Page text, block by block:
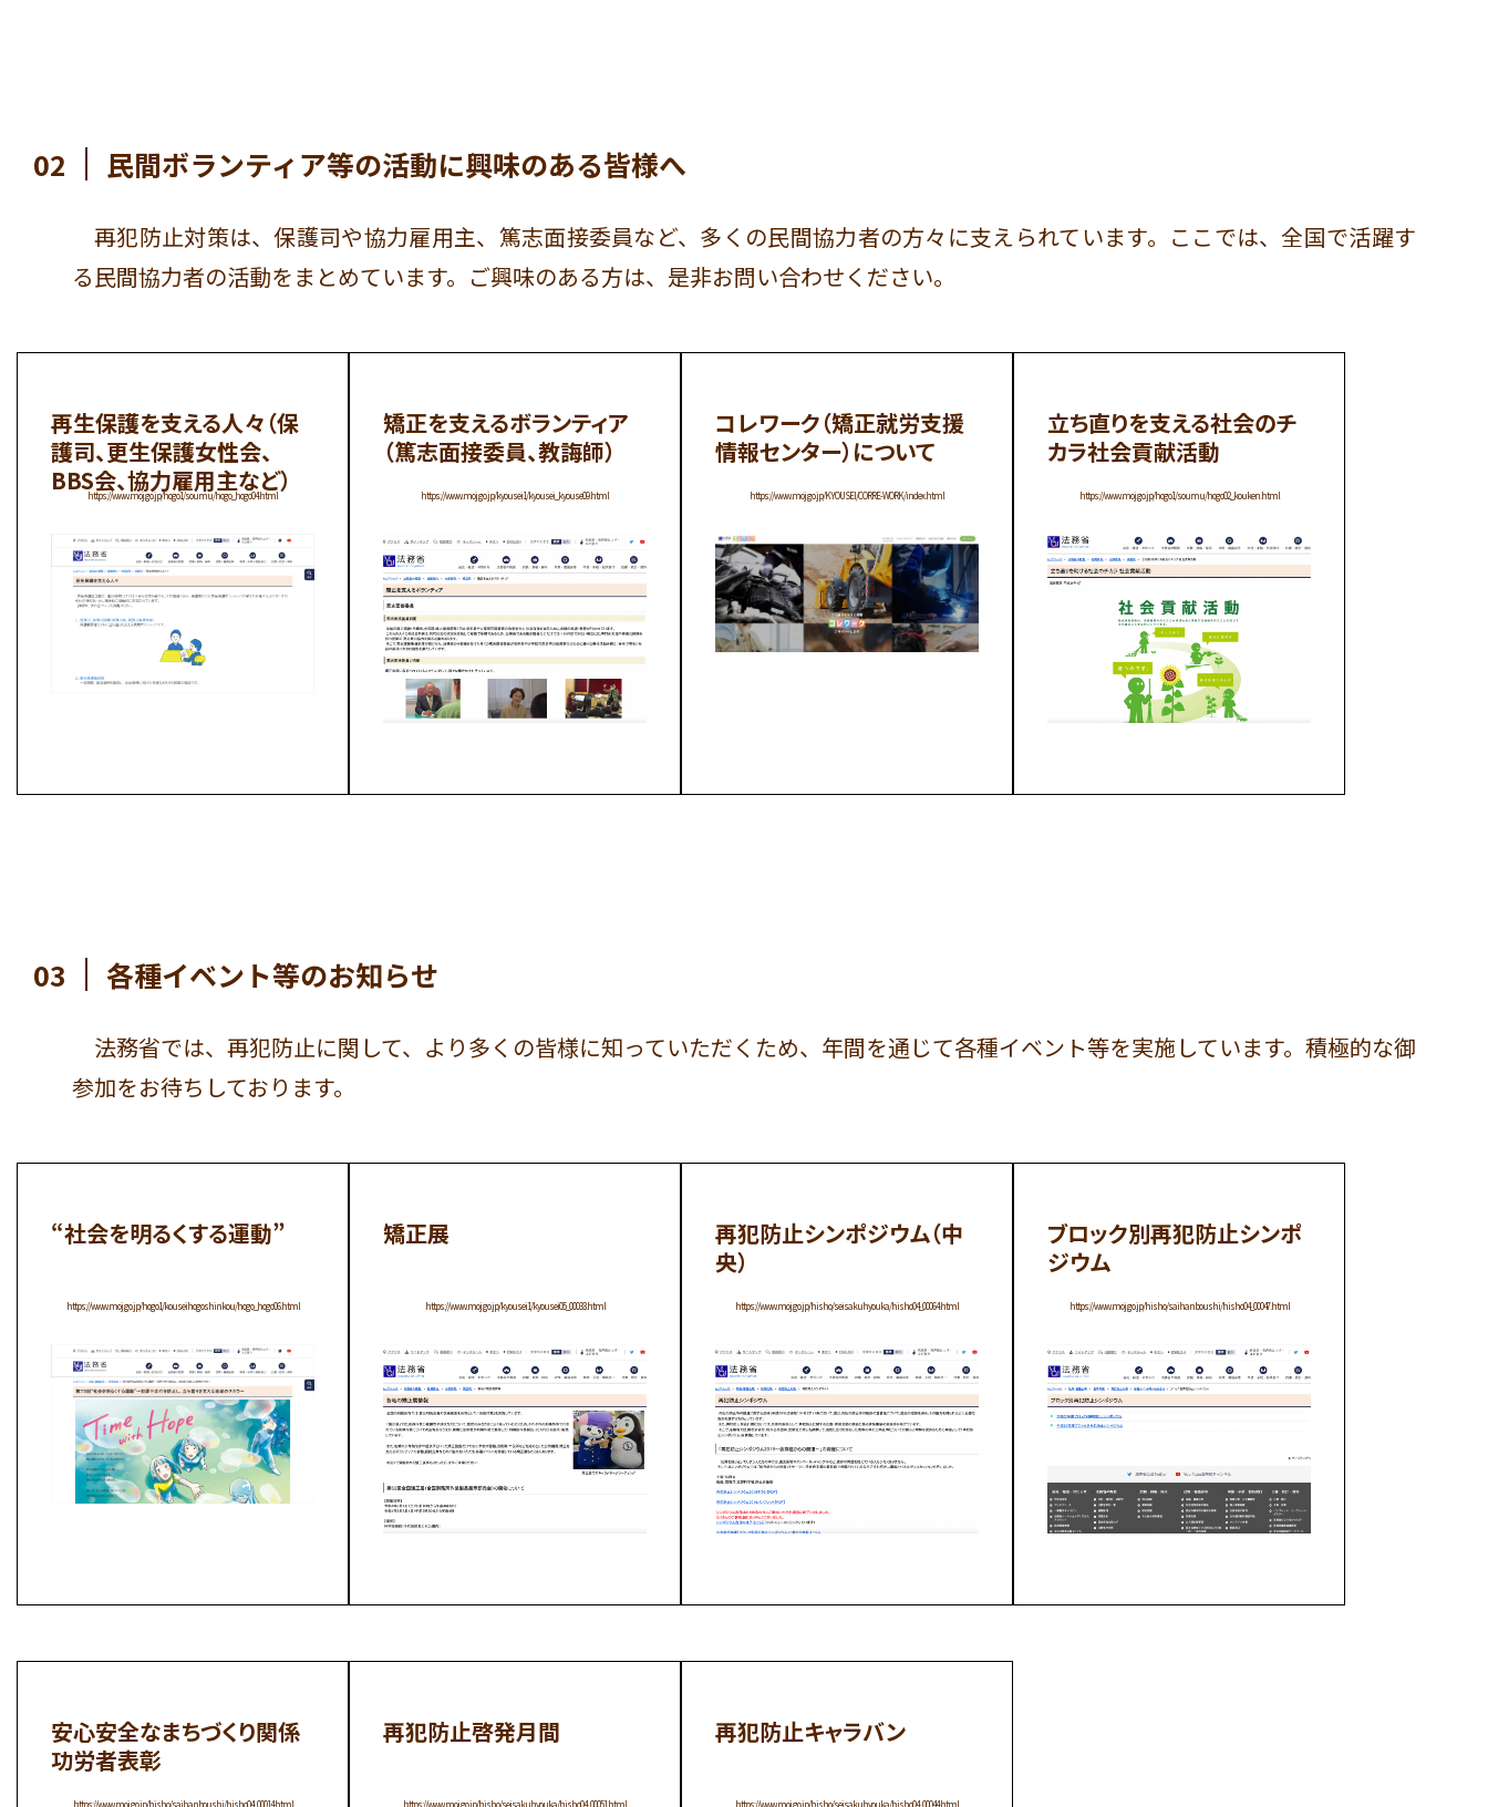
02 民間ボランティア等の活動に興味のある皆様へ
再犯防止対策は、保護司や協力雇用主、篤志面接委員など、多くの民間協力者の方々に支えられています。ここでは、全国で活躍す
る民間協力者の活動をまとめています。ご興味のある方は、是非お問い合わせください。
再生保護を支える人々（保
護司、更生保護女性会、
BBS会、協力雇用主など）
https://www.moj.go.jp/hogo1/soumu/hogo_hogo04.html
矯正を支えるボランティア
（篤志面接委員、教誨師）
https://www.moj.go.jp/kyousei1/kyousei_kyouse09.html
コレワーク（矯正就労支援
情報センター）について
https://www.moj.go.jp/KYOUSEI/CORRE-WORK/index.html
立ち直りを支える社会のチ
カラ社会貢献活動
https://www.moj.go.jp/hogo1/soumu/hogo02_kouken.html
03 各種イベント等のお知らせ
法務省では、再犯防止に関して、より多くの皆様に知っていただくため、年間を通じて各種イベント等を実施しています。積極的な御
参加をお待ちしております。
“社会を明るくする運動”
https://www.moj.go.jp/hogo1/kouseihogoshinkou/hogo_hogo06.html
矯正展
https://www.moj.go.jp/kyousei1/kyousei05_00033.html
再犯防止シンポジウム（中
央）
https://www.moj.go.jp/hisho/seisakuhyouka/hisho04_00064.html
ブロック別再犯防止シンポ
ジウム
https://www.moj.go.jp/hisho/saihanboushi/hisho04_00047.html
安心安全なまちづくり関係
功労者表彰
https://www.moj.go.jp/hisho/saihanboushi/hisho04_00014.html
再犯防止啓発月間
https://www.moj.go.jp/hisho/seisakuhyouka/hisho04_00051.html
再犯防止キャラバン
https://www.moj.go.jp/hisho/seisakuhyouka/hisho04_00044.html